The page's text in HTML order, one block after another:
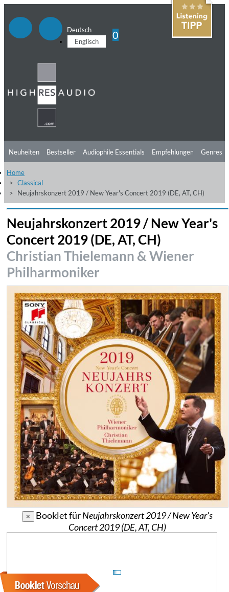
Deutsch
Englisch
0
Neuheiten Bestseller Audiophile Essentials Empfehlungen
Hörtipps
Videos
Genres
Home
Classical
Neujahrskonzert 2019 / New Year's Concert 2019 (DE, AT, CH)
Neujahrskonzert 2019 / New Year's
Concert 2019 (DE, AT, CH)
Christian Thielemann & Wiener
Philharmoniker
× Booklet fürNeujahrskonzert 2019 / New Year's
Concert 2019 (DE, AT, CH)